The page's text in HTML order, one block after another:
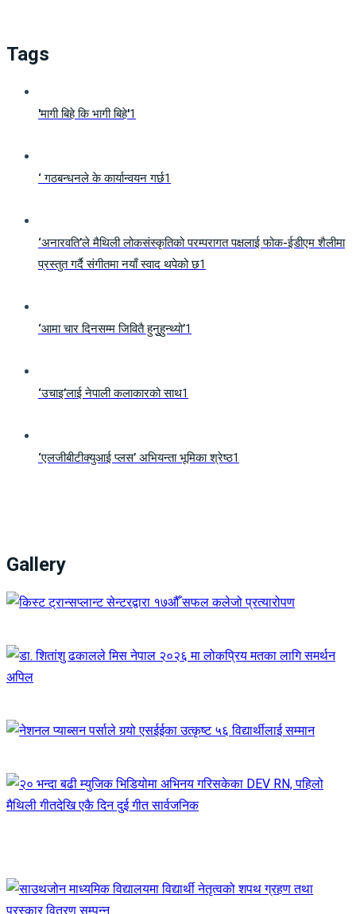
Tags
'मागी बिहे कि भागी बिहे'1
‘ गठबन्धनले के कार्यान्वयन गर्छ1
‘अनारवति’ले मैथिली लोकसंस्कृतिको परम्परागत पक्षलाई फोक-ईडीएम शैलीमा
प्रस्तुत गर्दै संगीतमा नयाँ स्वाद थपेको छ1
‘आमा चार दिनसम्म जिवितै हुनुुहुन्थ्यो’1
‘उचाइ’लाई नेपाली कलाकारको साथ1
‘एलजीबीटीक्युआई प्लस’ अभियन्ता भूमिका श्रेष्ठ1
Gallery